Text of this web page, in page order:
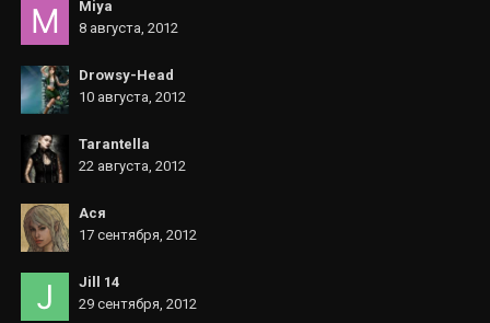
Miya
8 августа, 2012
Drowsy-Head
10 августа, 2012
Tarantella
22 августа, 2012
Ася
17 сентября, 2012
Jill 14
29 сентября, 2012